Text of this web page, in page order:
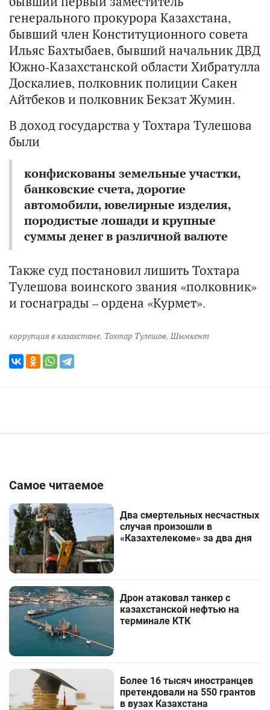
генерального прокурора Казахстана,
бывший член Конституционного совета
Ильяс Бахтыбаев, бывший начальник ДВД
Южно-Казахстанской области Хибратулла
Доскалиев, полковник полиции Сакен
Айтбеков и полковник Бекзат Жумин.
В доход государства у Тохтара Тулешова
были
конфискованы земельные участки,
банковские счета, дорогие
автомобили, ювелирные изделия,
породистые лошади и крупные
суммы денег в различной валюте
Также суд постановил лишить Тохтара
Тулешова воинского звания «полковник»
и госнаграды – ордена «Курмет».
коррупция в казахстане Тохтар Тулешов Шымкент
Самое читаемое
Два смертельных несчастных
случая произошли в
«Казахтелекоме» за два дня
Дрон атаковал танкер с
казахстанской нефтью на
терминале КТК
Более 16 тысяч иностранцев
претендовали на 550 грантов
в вузах Казахстана